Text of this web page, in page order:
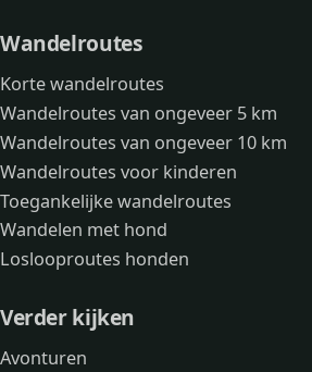
Wandelroutes
Korte wandelroutes
Wandelroutes van ongeveer 5 km
Wandelroutes van ongeveer 10 km
Wandelroutes voor kinderen
Toegankelijke wandelroutes
Wandelen met hond
Loslooproutes honden
Verder kijken
Avonturen